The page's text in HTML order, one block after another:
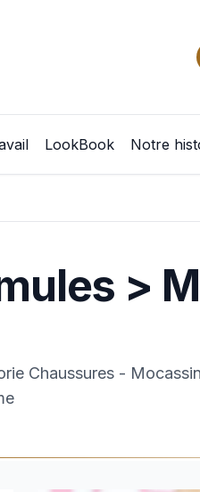
LookBook Notre
>
Chaussures -